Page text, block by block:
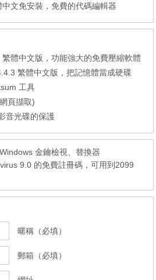
文免安裝，免費的代碼編輯器
體中文版，功能強大的免費壓縮軟體
繁體中文版，把記憶體當成硬碟
工具
頁擷取)
音光碟的保護
金鑰檢視、替換器
9.0 的免費註冊碼，可用到2099
暱稱（必填）
郵箱（必填）